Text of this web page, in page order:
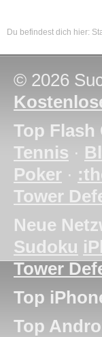
Du befindest dich hier:
© 2026
Top Flash
Tennis ·
Poker ·
Tower
Neue
Sudoku
Tower
Top
Top